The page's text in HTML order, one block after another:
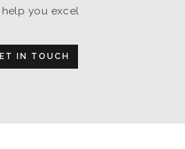
help you excel
IN TOUCH